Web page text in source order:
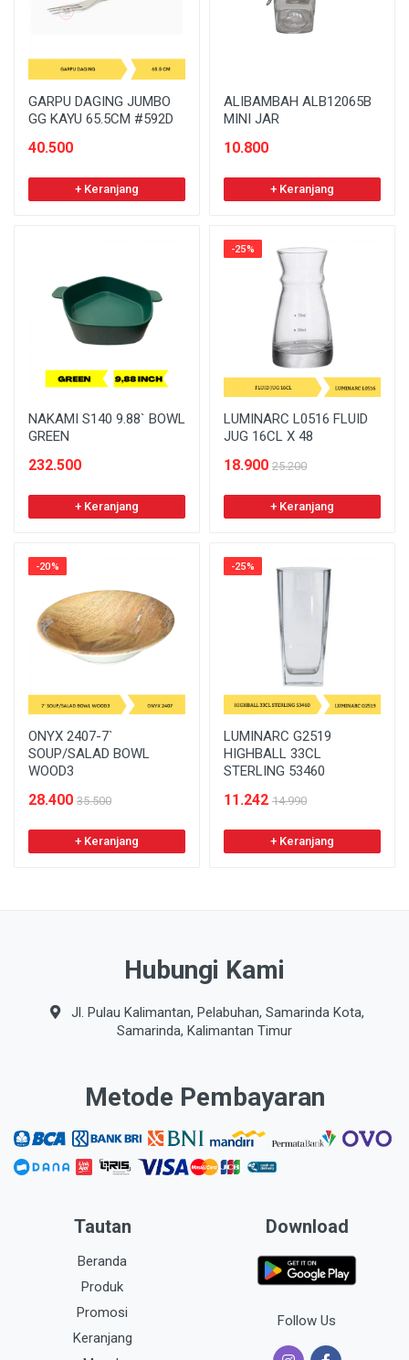
GARPU DAGING JUMBO
GG KAYU 65.5CM #592D
40.500
+ Keranjang
ALIBAMBAH ALB12065B
MINI JAR
10.800
+ Keranjang
NAKAMI S140 9.88` BOWL
GREEN
232.500
+ Keranjang
-25%
LUMINARC L0516 FLUID
JUG 16CL X 48
18.900 25.200
+ Keranjang
-20%
ONYX 2407-7`
SOUP/SALAD BOWL
WOOD3
28.400 35.500
+ Keranjang
-25%
LUMINARC G2519
HIGHBALL 33CL
STERLING 53460
11.242 14.990
+ Keranjang
Hubungi Kami
Jl. Pulau Kalimantan, Pelabuhan, Samarinda Kota,
Samarinda, Kalimantan Timur
Metode Pembayaran
Tautan
Beranda
Produk
Promosi
Keranjang
Download
Follow Us